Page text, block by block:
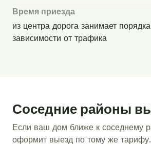
Время приезда
из центра дорога занимает
зависимости от трафика
Соседние районы
Если ваш дом ближе к соседнему
оформит выезд по тому же тарифу.